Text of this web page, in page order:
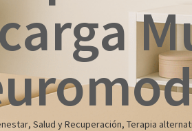
, Salud y Recuperación, Terapia